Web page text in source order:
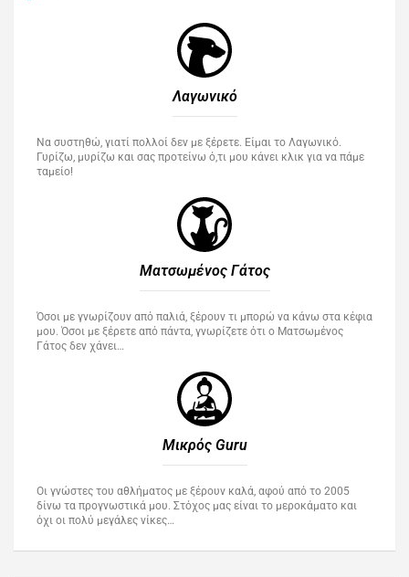
Λαγωνικό
Να συστηθώ, γιατί πολλοί δεν με ξέρετε. Είμαι το Λαγωνικό.
Γυρίζω, μυρίζω και σας προτείνω ό,τι μου κάνει κλικ για να πάμε
ταμείο!
Ματσωμένος Γάτος​
Όσοι με γνωρίζουν από παλιά, ξέρουν τι μπορώ να κάνω στα κέφια
μου. Όσοι με ξέρετε από πάντα, γνωρίζετε ότι ο Ματσωμένος
Γάτος δεν χάνει…
Μικρός Guru​
Οι γνώστες του αθλήματος με ξέρουν καλά, αφού από το 2005
δίνω τα προγνωστικά μου. Στόχος μας είναι το μεροκάματο και
όχι οι πολύ μεγάλες νίκες…